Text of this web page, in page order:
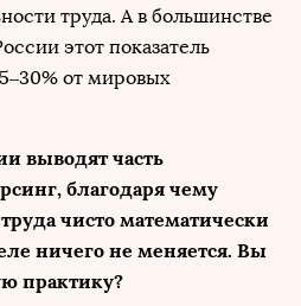
труда. А в большинстве
этот показатель
от мировых
выводят часть
благодаря чему
чисто математически
ничего не меняется. Вы
практику?